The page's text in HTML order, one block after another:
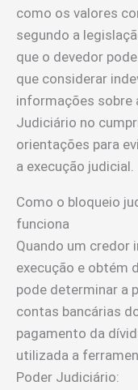
como os valores
segundo a
que o devedor
que considerar
informações sobre
Judiciário no
orientações para
a execução judicial.
Como o bloqueio
funciona
Quando um credor
execução e obtém
pode determinar a
contas bancárias
pagamento da
utilizada a
Poder Judiciário: